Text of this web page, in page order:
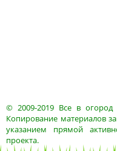
© 2009-2019 Все в огород
Копирование материалов
указанием прямой
проекта.